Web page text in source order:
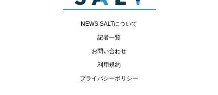
NEWS SALTについて
記者一覧
お問い合わせ
利用規約
プライバシーポリシー